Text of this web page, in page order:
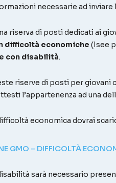
necessarie ad inviare
riserva di posti dedicati ai
difficoltà economiche (Isee
con disabilità.
riserve di posti per
l’appartenenza ad una
economica dovrai
GMO – DIFFICOLTÀ
sarà necessario